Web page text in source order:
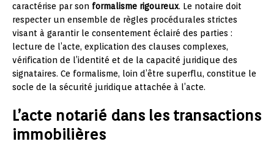
caractérise par son formalisme rigoureux. Le notaire doit
respecter un ensemble de règles procédurales strictes
visant à garantir le consentement éclairé des parties :
lecture de l’acte, explication des clauses complexes,
vérification de l’identité et de la capacité juridique des
signataires. Ce formalisme, loin d’être superflu, constitue le
socle de la sécurité juridique attachée à l’acte.
L’acte notarié dans les transactions
immobilières